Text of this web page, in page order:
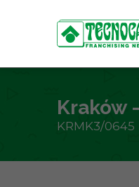
Kraków
KRMK3/0645